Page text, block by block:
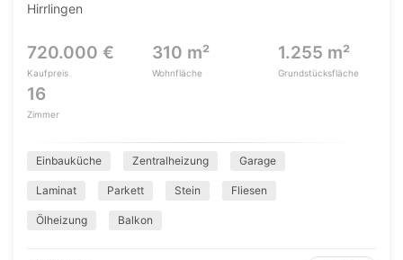
Hirrlingen
720.000 €
Kaufpreis
310 m²
Wohnfläche
1.255 m²
Grundstücksfläche
16
Zimmer
Einbauküche Zentralheizung Garage
Laminat Parkett Stein Fliesen
Ölheizung Balkon